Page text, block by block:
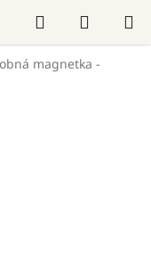
Hľadať
KOŠÍK
magnetka -